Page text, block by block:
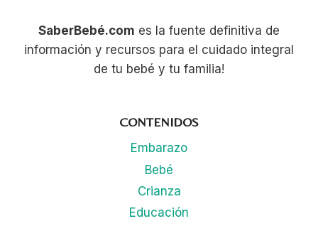
SaberBebé.com es la fuente definitiva de
información y recursos para el cuidado integral
de tu bebé y tu familia!
CONTENIDOS
Embarazo
Bebé
Crianza
Educación